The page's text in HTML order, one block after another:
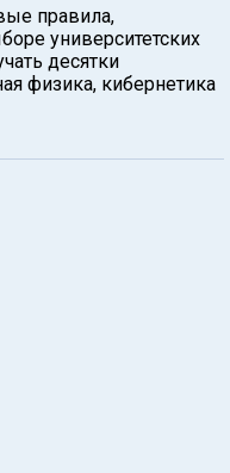
правила,
университетских
десятки
физика, кибернетика